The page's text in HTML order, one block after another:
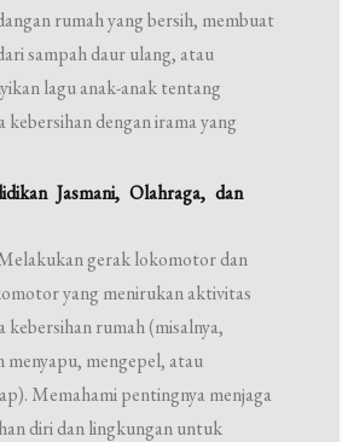
rumah yang bersih, membuat
sampah daur ulang, atau
lagu anak-anak tentang
kebersihan dengan irama yang
Jasmani, Olahraga, dan
gerak lokomotor dan
yang menirukan aktivitas
kebersihan rumah (misalnya,
menyapu, mengepel, atau
Memahami pentingnya menjaga
diri dan lingkungan untuk